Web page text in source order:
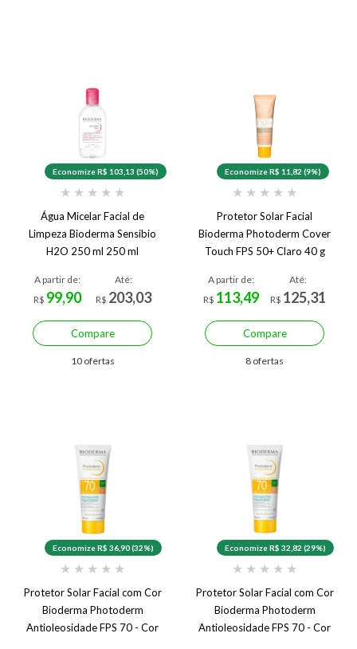
Economize R$ 103,13 (50%)
★ ★ ★ ★ ★
Água Micelar Facial de
Limpeza Bioderma Sensibio
H2O 250 ml 250 ml
A partir de:
R$ 99,90
Até:
R$ 203,03
Compare
10 ofertas
Economize R$ 11,82 (9%)
★ ★ ★ ★ ★
Protetor Solar Facial
Bioderma Photoderm Cover
Touch FPS 50+ Claro 40 g
A partir de:
R$ 113,49
Até:
R$ 125,31
Compare
8 ofertas
Economize R$ 36,90 (32%)
★ ★ ★ ★ ★
Protetor Solar Facial com Cor
Bioderma Photoderm
Antioleosidade FPS 70 - Cor
Economize R$ 32,82 (29%)
★ ★ ★ ★ ★
Protetor Solar Facial com Cor
Bioderma Photoderm
Antioleosidade FPS 70 - Cor